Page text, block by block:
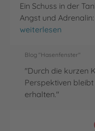
Ein Schuss in der
Angst und
Revenge
weiterlesen
Blog "Hasenfenster"
"Durch die kurzen
Perspektiven
erhalten."